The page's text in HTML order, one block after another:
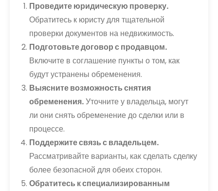
Проведите юридическую проверку.
Обратитесь к юристу для тщательной
проверки документов на недвижимость.
Подготовьте договор с продавцом.
Включите в соглашение пункты о том, как
будут устранены обременения.
Выясните возможность снятия
обременения.Уточните у владельца, могут
ли они снять обременение до сделки или в
процессе.
Поддержите связь с владельцем.
Рассматривайте варианты, как сделать сделку
более безопасной для обеих сторон.
Обратитесь к специализированным